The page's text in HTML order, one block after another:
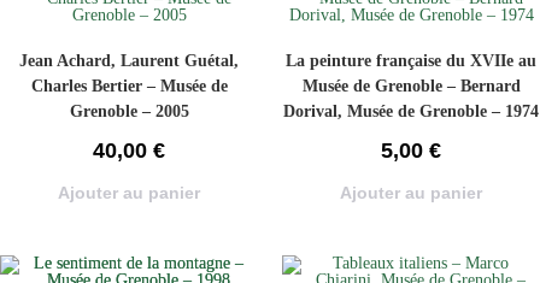
Jean Achard, Laurent Guétal,
Charles Bertier – Musée de
Grenoble – 2005
40,00 €
Ajouter au panier
La peinture française du XVIIe au
Musée de Grenoble – Bernard
Dorival, Musée de Grenoble – 1974
5,00 €
Ajouter au panier